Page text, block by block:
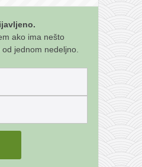
ako ima nešto
jednom nedeljno.